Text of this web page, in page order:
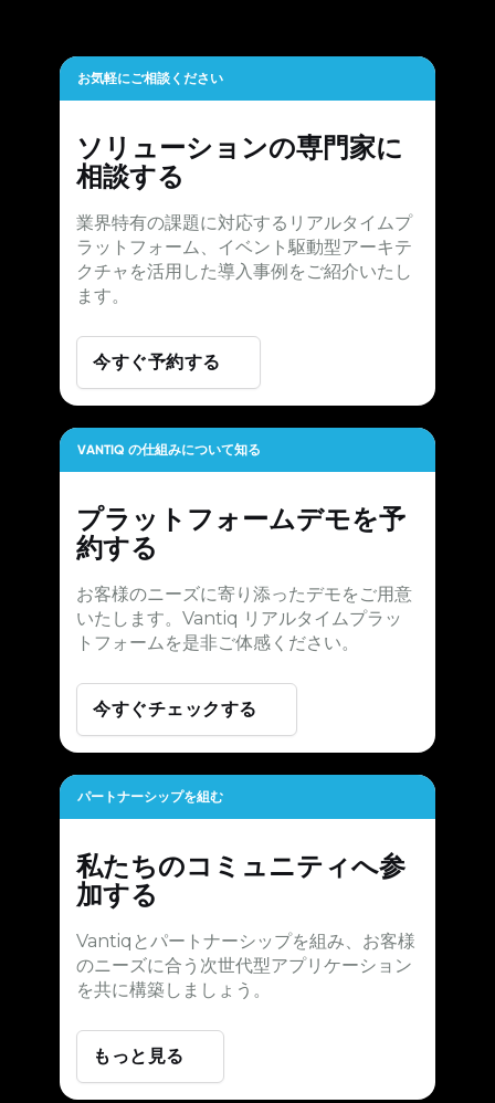
お気軽にご相談ください
ソリューションの専門家に
相談する
業界特有の課題に対応するリアルタイムプ
ラットフォーム、イベント駆動型アーキテ
クチャを活用した導入事例をご紹介いたし
ます。
今すぐ予約する
VANTIQ の仕組みについて知る
プラットフォームデモを予
約する
お客様のニーズに寄り添ったデモをご用意
いたします。Vantiq リアルタイムプラッ
トフォームを是非ご体感ください。
今すぐチェックする
パートナーシップを組む
私たちのコミュニティへ参
加する
Vantiqとパートナーシップを組み、お客様
のニーズに合う次世代型アプリケーション
を共に構築しましょう。
もっと見る